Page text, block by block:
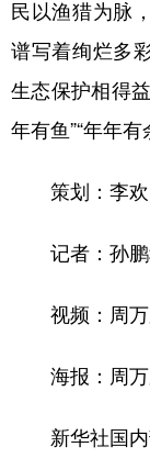
民以渔猎为脉
谱写着绚烂多
生态保护相得
年有鱼”“年年有
策划：李欢
记者：孙鹏
视频：周万
海报：周万
新华社国内